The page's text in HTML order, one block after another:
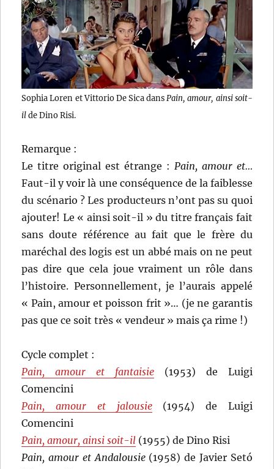
Sophia Loren et Vittorio De Sica dans Pain, amour, ainsi soit-
ilde Dino Risi.
Remarque :
Le titre original est étrange : Pain, amour et…
Faut-il y voir là une conséquence de la faiblesse
du scénario ? Les producteurs n’ont pas su quoi
ajouter! Le « ainsi soit-il » du titre français fait
sans doute référence au fait que le frère du
maréchal des logis est un abbé mais on ne peut
pas dire que cela joue vraiment un rôle dans
l’histoire. Personnellement, je l’aurais appelé
« Pain, amour et poisson frit »… (je ne garantis
pas que ce soit très « vendeur » mais ça rime !)
Cycle complet :
Pain, amour et fantaisie (1953) de Luigi
Comencini
Pain, amour et jalousie(1954) de Luigi
Comencini
Pain, amour, ainsi soit-il (1955) de Dino Risi
Pain, amour et Andalousie(1958) de Javier Setó